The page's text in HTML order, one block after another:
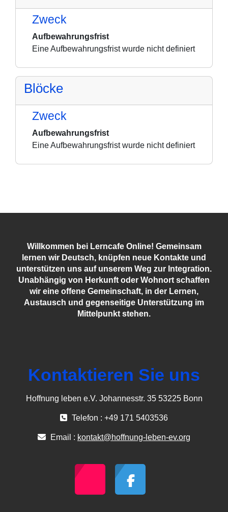
Zweck
Aufbewahrungsfrist
Eine Aufbewahrungsfrist wurde nicht definiert
Blöcke
Zweck
Aufbewahrungsfrist
Eine Aufbewahrungsfrist wurde nicht definiert
Willkommen bei Lerncafe Online! Gemeinsam
lernen wir Deutsch, knüpfen neue Kontakte und
unterstützen uns auf unserem Weg zur Integration.
Unabhängig von Herkunft oder Wohnort schaffen
wir eine offene Gemeinschaft, in der Lernen,
Austausch und gegenseitige Unterstützung im
Mittelpunkt stehen.
Kontaktieren Sie uns
Hoffnung leben e.V. Johannesstr. 35 53225 Bonn
Telefon : +49 171 5403536
Email : kontakt@hoffnung-leben-ev.org